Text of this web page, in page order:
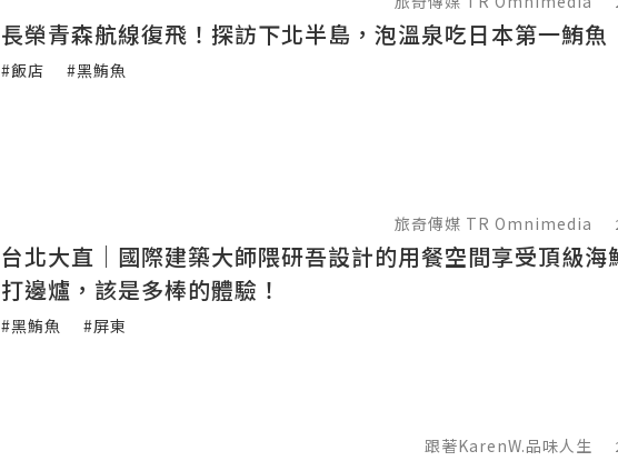
長榮青森航線復飛！探訪下北半島，泡溫泉吃日本第一鮪魚
#飯店 #黑鮪魚
旅奇傳媒 TR Omnimedia
台北大直｜國際建築大師隈研吾設計的用餐空間享受頂級海
打邊爐，該是多棒的體驗！
#黑鮪魚 #屏東
跟著KarenW.品味人生